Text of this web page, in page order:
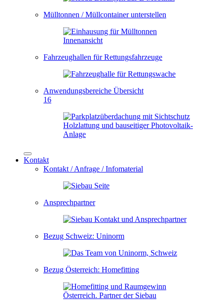
Mülltonnen / Müllcontainer unterstellen
Fahrzeughallen für Rettungsfahrzeuge
Anwendungsbereiche Übersicht
16
Kontakt
Kontakt / Anfrage / Infomaterial
Ansprechpartner
Bezug Schweiz: Uninorm
Bezug Österreich: Homefitting